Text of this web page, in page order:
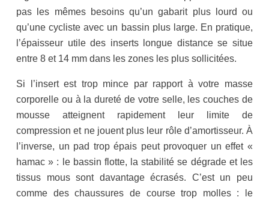
pas les mêmes besoins qu’un gabarit plus lourd ou
qu’une cycliste avec un bassin plus large. En pratique,
l’épaisseur utile des inserts longue distance se situe
entre 8 et 14 mm dans les zones les plus sollicitées.
Si l’insert est trop mince par rapport à votre masse
corporelle ou à la dureté de votre selle, les couches de
mousse atteignent rapidement leur limite de
compression et ne jouent plus leur rôle d’amortisseur. À
l’inverse, un pad trop épais peut provoquer un effet «
hamac » : le bassin flotte, la stabilité se dégrade et les
tissus mous sont davantage écrasés. C’est un peu
comme des chaussures de course trop molles : le